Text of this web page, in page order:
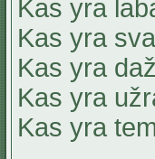
Kas yra
Kas yra
Kas yra
Kas yra
Kas yra